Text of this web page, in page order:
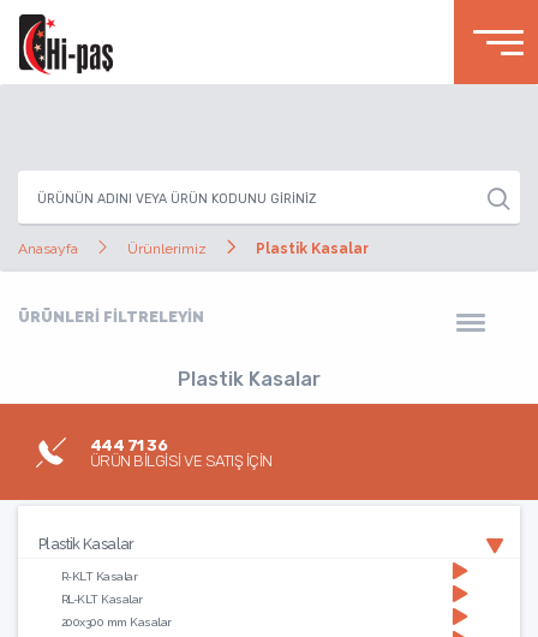
Anasayfa Ürünlerimiz Plastik Kasalar
ÜRÜNLERİ FİLTRELEYİN
Plastik Kasalar
444 71 36
ÜRÜN BİLGİSİ VE SATIŞ İÇİN
Plastik Kasalar
R-KLT Kasalar
RL-KLT Kasalar
200x300 mm Kasalar